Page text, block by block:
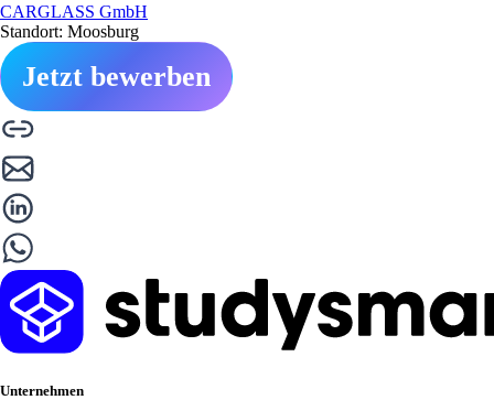
CARGLASS GmbH
Standort: Moosburg
Jetzt bewerben
Unternehmen